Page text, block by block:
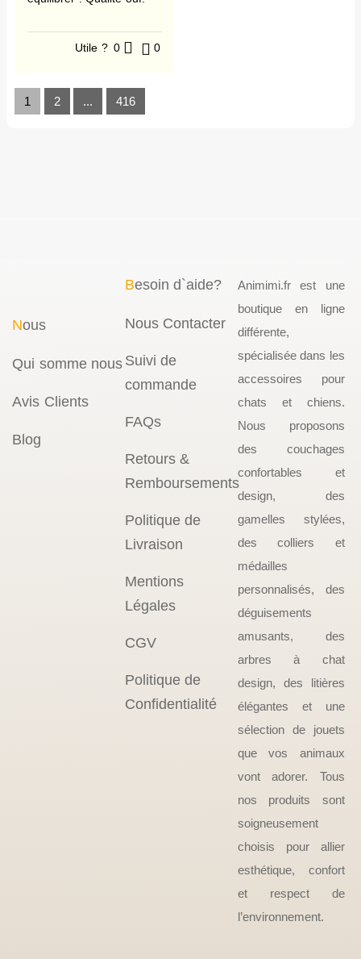
Utile ? 0 0
1 2 ... 416
Nous
Qui somme nous
Avis Clients
Blog
Besoin d`aide?
Nous Contacter
Suivi de
commande
FAQs
Retours &
Remboursements
Politique de
Livraison
Mentions
Légales
CGV
Politique de
Confidentialité
Animimi.fr est une
boutique en ligne
différente,
spécialisée dans les
accessoires pour
chats et chiens.
Nous proposons
des couchages
confortables et
design, des
gamelles stylées,
des colliers et
médailles
personnalisés, des
déguisements
amusants, des
arbres à chat
design, des litières
élégantes et une
sélection de jouets
que vos animaux
vont adorer. Tous
nos produits sont
soigneusement
choisis pour allier
esthétique, confort
et respect de
l’environnement.